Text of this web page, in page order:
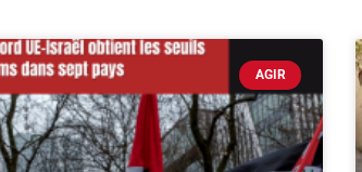
AGIR